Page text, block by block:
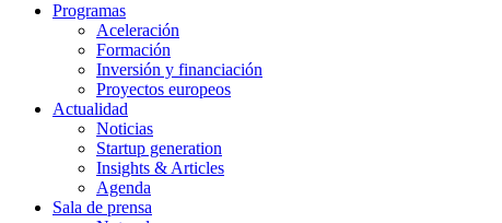
Programas
Aceleración
Formación
Inversión y financiación
Proyectos europeos
Actualidad
Noticias
Startup generation
Insights & Articles
Agenda
Sala de prensa